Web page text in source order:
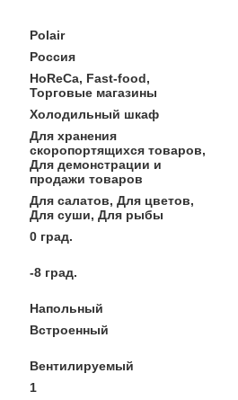
Polair
Россия
HoReCa, Fast-food,
Торговые магазины
Холодильный шкаф
Для хранения
скоропортящихся товаров,
Для демонстрации и
продажи товаров
Для салатов, Для цветов,
Для суши, Для рыбы
0 град.
-8 град.
Напольный
Встроенный
Вентилируемый
1